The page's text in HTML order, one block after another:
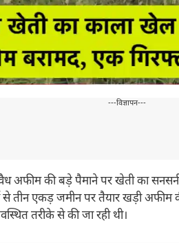
---विज्ञापन---
अफीम की बड़े पैमाने पर खेती का
से तीन एकड़ जमीन पर तैयार खड़ी
तरीके से की जा रही थी।